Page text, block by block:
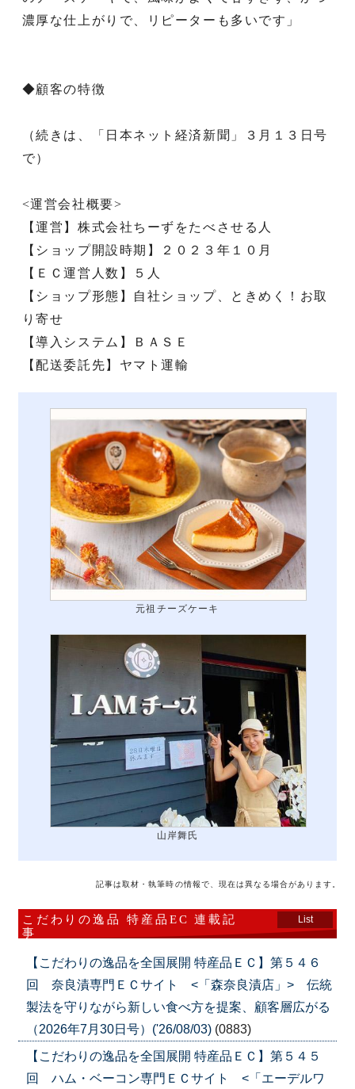
濃厚な仕上がりで、リピーターも多いです」
◆顧客の特徴
（続きは、「日本ネット経済新聞」３月１３日号
で）
<運営会社概要>
【運営】株式会社ちーずをたべさせる人
【ショップ開設時期】２０２３年１０月
【ＥＣ運営人数】５人
【ショップ形態】自社ショップ、ときめく！お取
り寄せ
【導入システム】ＢＡＳＥ
【配送委託先】ヤマト運輸
元祖チーズケーキ
山岸舞氏
記事は取材・執筆時の情報で、現在は異なる場合があります。
こだわりの逸品 特産品EC 連載記
事
List
【こだわりの逸品を全国展開 特産品ＥＣ】第５４６
回 奈良漬専門ＥＣサイト <「森奈良漬店」> 伝統
製法を守りながら新しい食べ方を提案、顧客層広がる
（2026年7月30日号）('26/08/03) (0883)
【こだわりの逸品を全国展開 特産品ＥＣ】第５４５
回 ハム・ベーコン専門ＥＣサイト <「エーデルワ